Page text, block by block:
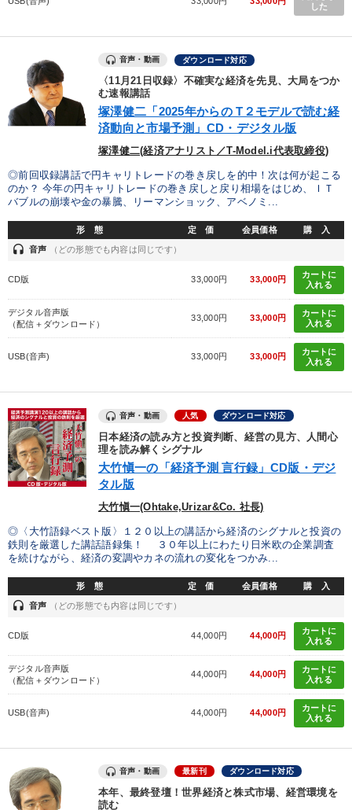
した
音声・動画 ダウンロード対応
〈11月21日収録〉不確実な経済を先見、大局をつか
む速報講話
塚澤健二「2025年からの T２モデルで読む経
済動向と市場予測」CD・デジタル版
塚澤健二(経済アナリスト／T-Model.i代表取締役)
◎前回収録講話で円キャリトレードの巻き戻しを的中！次は何が起こる
のか？ 今年の円キャリトレードの巻き戻しと戻り相場をはじめ、ＩＴ
バブルの崩壊や金の暴騰、リーマンショック、アベノミ...
形 態 定 価 会員価格 購 入
headset 音声 （どの形態でも内容は同じです）
CD版 33,000円 33,000円
カートに
入れる
デジタル音声版
（配信＋ダウンロード）
33,000円 33,000円
カートに
入れる
USB(音声) 33,000円 33,000円
カートに
入れる
音声・動画 人気 ダウンロード対応
日本経済の読み方と投資判断、経営の見方、人間心
理を読み解くシグナル
大竹愼一の「経済予測 言行録」CD版・デジ
タル版
大竹愼一(Ohtake,Urizar&Co. 社長)
◎〈大竹語録ベスト版〉１２０以上の講話から経済のシグナルと投資の
鉄則を厳選した講話語録集！ ３０年以上にわたり日米欧の企業調査
を続けながら、経済の変調やカネの流れの変化をつかみ...
形 態 定 価 会員価格 購 入
headset 音声 （どの形態でも内容は同じです）
CD版 44,000円 44,000円
カートに
入れる
デジタル音声版
（配信＋ダウンロード）
44,000円 44,000円
カートに
入れる
USB(音声) 44,000円 44,000円
カートに
入れる
音声・動画 最新刊 ダウンロード対応
本年、最終登壇！世界経済と株式市場、経営環境を
読む